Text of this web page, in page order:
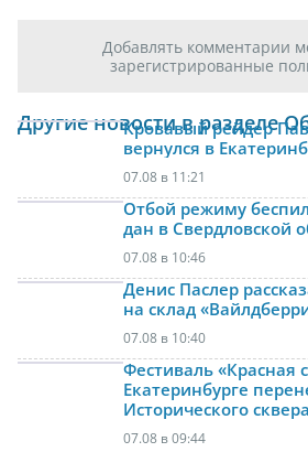
Добавлять комментарии
зарегистрированные
Другие новости в разделе
Кровавый рейдер
вернулся в
07.08 в 11:21
Отбой режиму
дан в Свердловской
07.08 в 10:46
Денис Паслер
на склад
07.08 в 10:40
Фестиваль «Красная
Екатеринбурге
Исторического сквера
07.08 в 09:44